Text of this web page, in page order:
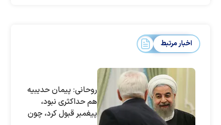
اخبار مرتبط
روحانی: پیمان حدیبیه
هم حداکثری نبود،
پیغمبر قبول کرد، چون